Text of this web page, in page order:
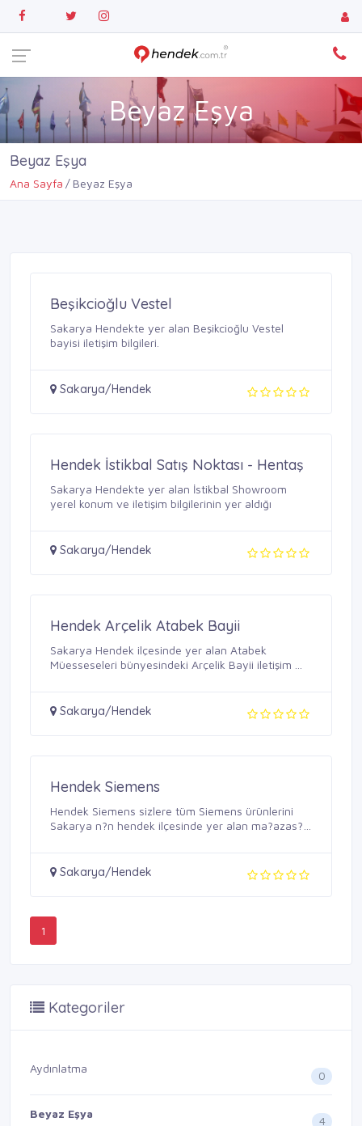
Beyaz Eşya
Beyaz Eşya
Ana Sayfa Beyaz Eşya
Beşikcioğlu Vestel
Sakarya Hendekte yer alan Beşikcioğlu Vestel
bayisi iletişim bilgileri.
Sakarya/Hendek
Hendek İstikbal Satış Noktası - Hentaş
Sakarya Hendekte yer alan İstikbal Showroom
yerel konum ve iletişim bilgilerinin yer aldığı
Sakarya/Hendek
Hendek Arçelik Atabek Bayii
Sakarya Hendek ilçesinde yer alan Atabek
Müesseseleri bünyesindeki Arçelik Bayii iletişim ...
Sakarya/Hendek
Hendek Siemens
Hendek Siemens sizlere tüm Siemens ürünlerini
Sakarya n?n hendek ilçesinde yer alan ma?azas?
Sakarya/Hendek
1
Kategoriler
Aydınlatma
0
Beyaz Eşya
4